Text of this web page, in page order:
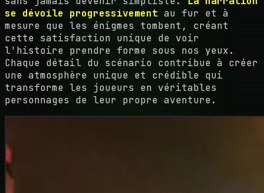
se dévoile progressivement au fur et à
mesure que les énigmes tombent, créant
cette satisfaction unique de voir
l'histoire prendre forme sous nos yeux.
Chaque détail du scénario contribue à créer
une atmosphère unique et crédible qui
transforme les joueurs en véritables
personnages de leur propre aventure.